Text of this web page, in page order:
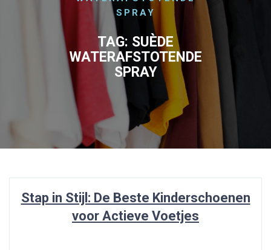
SPRAY
TAG: SUÈDE
WATERAFSTOTENDE
SPRAY
Stap in Stijl: De Beste Kinderschoenen
voor Actieve Voetjes